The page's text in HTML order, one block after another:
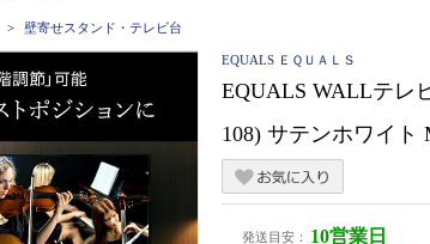
壁寄せスタンド・テレビ台
EQUALS ＥＱＵＡＬＳ
EQUALS WALLテレ
108) サテンホワイト
発送目安： 10営業日